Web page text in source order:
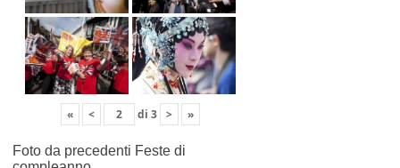
« < di 3 > »
Foto da precedenti Feste di